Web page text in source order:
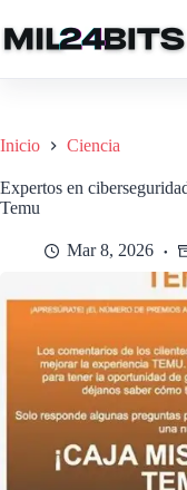
al
contenido
Inicio Ciencia
Expertos en
Temu
Mar 8, 2026